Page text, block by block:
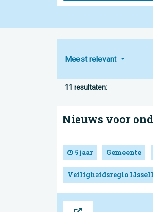
Meest relevant
11 resultaten:
Nieuws voor
5 jaar Gemeente
Veiligheidsregio